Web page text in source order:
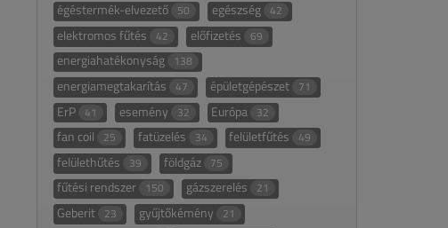
égéstermék-elvezető 50 egészség 42
elektromos fűtés 42 előfizetés 69
energiahatékonyság 138
energiamegtakarítás 47 épületgépészet 71
ErP 41 esemény 32 Európa 32
fan coil 25 fatüzelés 34 felületfűtés 49
felülethűtés 39 földgáz 75
fűtési rendszer 150 gázszerelés 21
Geberit 23 gyűjtőkémény 21